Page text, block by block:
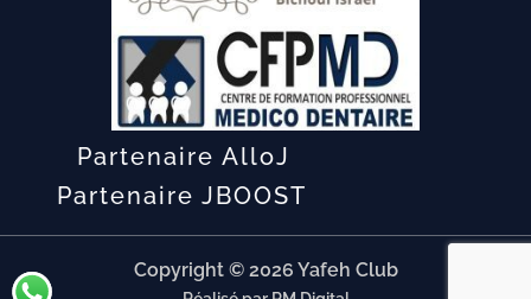
Partenaire AlloJ
Partenaire JBOOST
Copyright © 2026 Yafeh Club